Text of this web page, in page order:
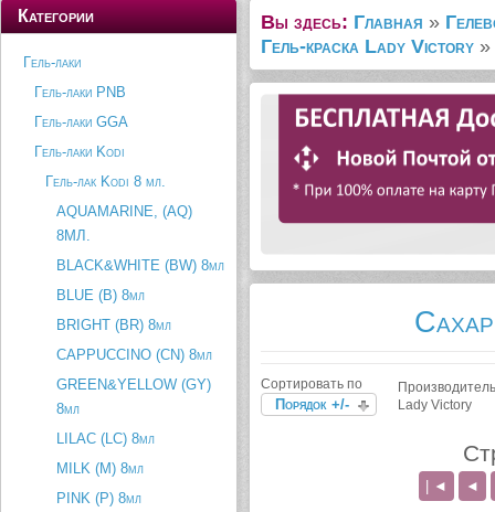
Категории
Гель-лаки
Гель-лаки PNB
Гель-лаки GGA
Гель-лаки Kodi
Гель-лак Kodi 8 мл.
AQUAMARINE, (AQ)
8МЛ.
BLACK&WHITE (BW) 8мл
BLUE (B) 8мл
BRIGHT (BR) 8мл
CAPPUCCINO (CN) 8мл
GREEN&YELLOW (GY)
8мл
LILAC (LC) 8мл
MILK (M) 8мл
PINK (P) 8мл
Вы здесь: Главная »
Гель-краска Lady Victory »
Сортировать по
Порядок +/-
Lady Victory
| ◄ ◄